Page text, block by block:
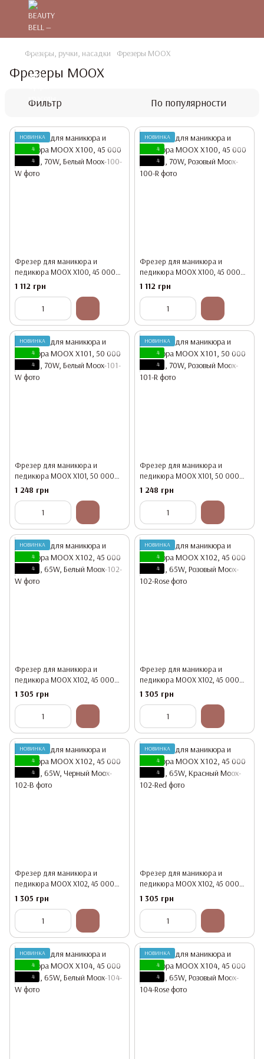
Фрезеры, ручки, насадки Фрезеры MOOX
Фрезеры MOOX
Фильтр По популярности
НОВИНКА
4
4
Фрезер для маникюра и
педикюра MOOX X100, 45 000
об/мин, 70W, Белый
1 112 грн
НОВИНКА
4
4
Фрезер для маникюра и
педикюра MOOX X100, 45 000
об/мин, 70W, Розовый
1 112 грн
НОВИНКА
4
4
Фрезер для маникюра и
педикюра MOOX X101, 50 000
об/мин, 70W, Белый
1 248 грн
НОВИНКА
4
4
Фрезер для маникюра и
педикюра MOOX X101, 50 000
об/мин, 70W, Розовый
1 248 грн
НОВИНКА
4
4
Фрезер для маникюра и
педикюра MOOX X102, 45 000
об/мин, 65W, Белый
1 305 грн
НОВИНКА
4
4
Фрезер для маникюра и
педикюра MOOX X102, 45 000
об/мин, 65W, Розовый
1 305 грн
НОВИНКА
4
4
Фрезер для маникюра и
педикюра MOOX X102, 45 000
об/мин, 65W, Черный
1 305 грн
НОВИНКА
4
4
Фрезер для маникюра и
педикюра MOOX X102, 45 000
об/мин, 65W, Красный
1 305 грн
НОВИНКА
4
4
НОВИНКА
4
4